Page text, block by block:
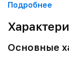
Подробнее
Основные